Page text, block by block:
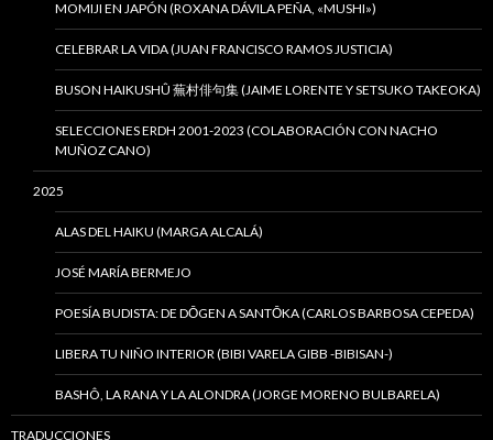
MOMIJI EN JAPÓN (ROXANA DÁVILA PEÑA, «MUSHI»)
CELEBRAR LA VIDA (JUAN FRANCISCO RAMOS JUSTICIA)
BUSON HAIKUSHÛ 蕪村俳句集 (JAIME LORENTE Y SETSUKO TAKEOKA)
SELECCIONES ERDH 2001-2023 (COLABORACIÓN CON NACHO
MUÑOZ CANO)
2025
ALAS DEL HAIKU (MARGA ALCALÁ)
JOSÉ MARÍA BERMEJO
POESÍA BUDISTA: DE DŌGEN A SANTŌKA (CARLOS BARBOSA CEPEDA)
LIBERA TU NIÑO INTERIOR (BIBI VARELA GIBB -BIBISAN-)
BASHÔ, LA RANA Y LA ALONDRA (JORGE MORENO BULBARELA)
TRADUCCIONES